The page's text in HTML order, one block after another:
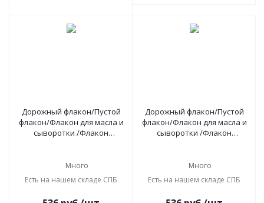
Дорожный флакон/Пустой
флакон/Флакон для масла и
сыворотки /Флакон
Много
Есть на нашем складе СПБ
Дорожный флакон/Пустой
флакон/Флакон для масла и
сыворотки /Флакон
Много
Есть на нашем складе СПБ